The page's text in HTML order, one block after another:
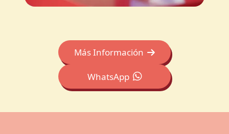
Más Información
WhatsApp